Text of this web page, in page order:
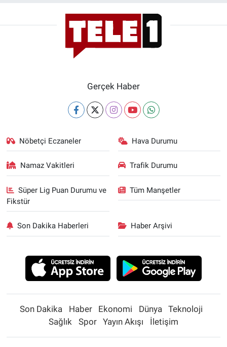
Gerçek Haber
Nöbetçi Eczaneler Hava Durumu
Namaz Vakitleri Trafik Durumu
Süper Lig Puan Durumu ve
Fikstür
Tüm Manşetler
Son Dakika Haberleri Haber Arşivi
Son Dakika Haber Ekonomi Dünya
Teknoloji
Sağlık
Spor Yayın Akışı İletişim